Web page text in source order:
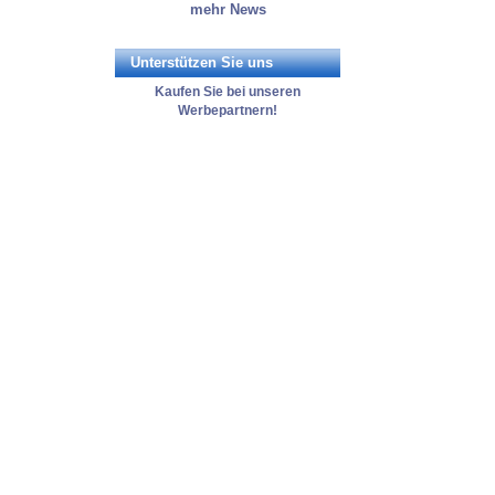
mehr News
Unterstützen Sie uns
Kaufen Sie bei unseren
Werbepartnern!